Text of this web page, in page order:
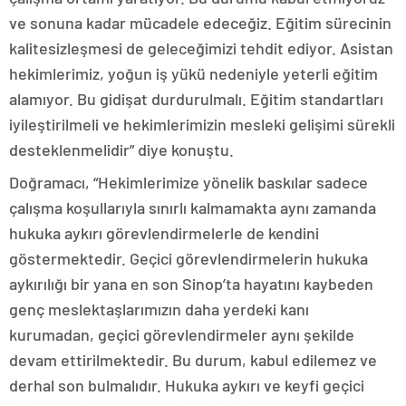
ve sonuna kadar mücadele edeceğiz. Eğitim sürecinin
kalitesizleşmesi de geleceğimizi tehdit ediyor. Asistan
hekimlerimiz, yoğun iş yükü nedeniyle yeterli eğitim
alamıyor. Bu gidişat durdurulmalı. Eğitim standartları
iyileştirilmeli ve hekimlerimizin mesleki gelişimi sürekli
desteklenmelidir” diye konuştu.
Doğramacı, “Hekimlerimize yönelik baskılar sadece
çalışma koşullarıyla sınırlı kalmamakta aynı zamanda
hukuka aykırı görevlendirmelerle de kendini
göstermektedir. Geçici görevlendirmelerin hukuka
aykırılığı bir yana en son Sinop’ta hayatını kaybeden
genç meslektaşlarımızın daha yerdeki kanı
kurumadan, geçici görevlendirmeler aynı şekilde
devam ettirilmektedir. Bu durum, kabul edilemez ve
derhal son bulmalıdır. Hukuka aykırı ve keyfi geçici